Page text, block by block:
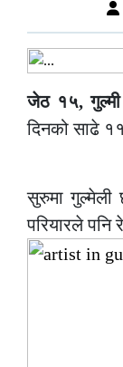
जेठ १५,
दिनको साढे
सुरुमा गुल्मेली
परियारले